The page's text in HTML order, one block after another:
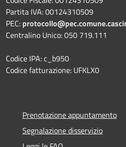
Partita IVA: 00124310509
PEC:
Centralino Unico: 050 719.111
Codice IPA: c_b950
Codice fatturazione: UFKLX0
Prenotazione appuntamento
Segnalazione disservizio